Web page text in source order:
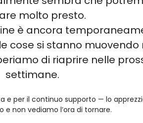
molto presto.
è ancora
cose si stanno muovendo
di riaprire nelle
settimane.
e per il continuo supporto — lo
e non vediamo l’ora di tornare.
ELF BAR RAYA D3 25000 ELF
NIC KING 30000 ELF BAR NICOTINE
VOZOL STAR 40000 VOZOL NEON
HITME HM20000